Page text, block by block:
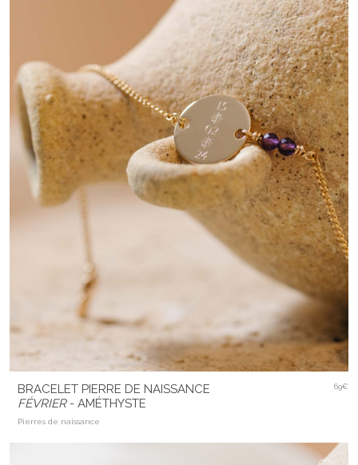
BRACELET PIERRE DE NAISSANCE
FÉVRIER- AMÉTHYSTE
Pierres de naissance
69€